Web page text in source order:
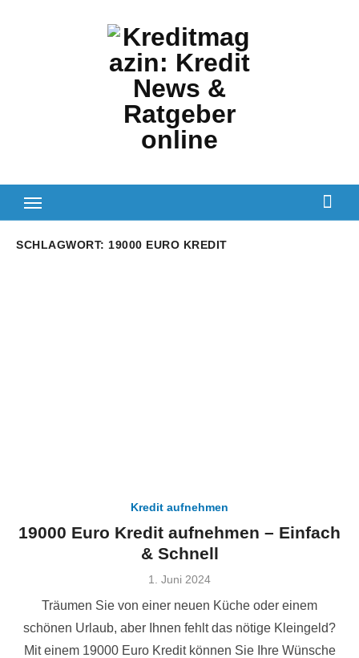
SCHLAGWORT: 19000 EURO KREDIT
Kredit aufnehmen
19000 Euro Kredit aufnehmen – Einfach
& Schnell
Veröffentlicht
1. Juni 2024
Träumen Sie von einer neuen Küche oder einem
schönen Urlaub, aber Ihnen fehlt das nötige Kleingeld?
Mit einem 19000 Euro Kredit können Sie Ihre Wünsche